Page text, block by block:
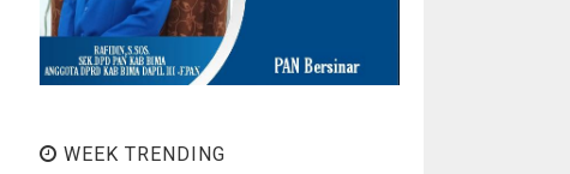
WEEK TRENDING